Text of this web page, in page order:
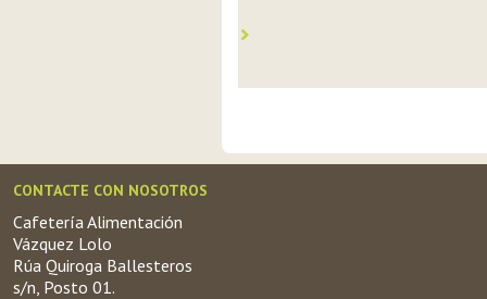
CONTACTE CON NOSOTROS
Cafetería Alimentación
Vázquez Lolo
Rúa Quiroga Ballesteros
s/n, Posto 01.